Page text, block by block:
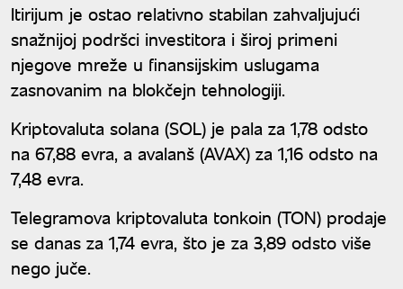
Itirijum je ostao relativno stabilan zahvaljujući
snažnijoj podršci investitora i široj primeni
njegove mreže u finansijskim uslugama
zasnovanim na blokčejn tehnologiji.
Kriptovaluta solana (SOL) je pala za 1,78 odsto
na 67,88 evra, a avalanš (AVAX) za 1,16 odsto na
7,48 evra.
Telegramova kriptovaluta tonkoin (TON) prodaje
se danas za 1,74 evra, što je za 3,89 odsto više
nego juče.